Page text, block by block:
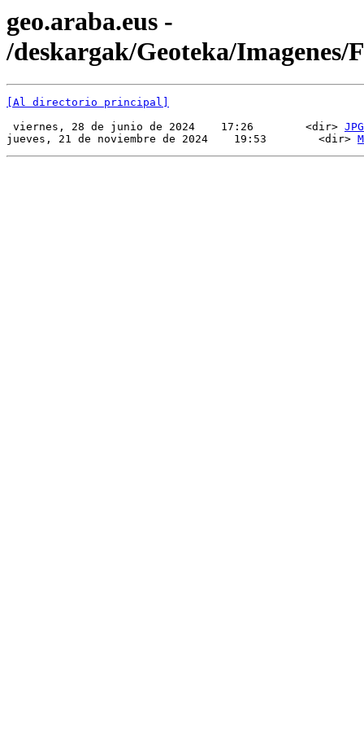
geo.araba.eus -
/deskargak/Geoteka/Imagenes/
[Al directorio principal]
viernes, 28 de junio de 2024    17:26        <dir> JPG
jueves, 21 de noviembre de 2024    19:53        <dir>